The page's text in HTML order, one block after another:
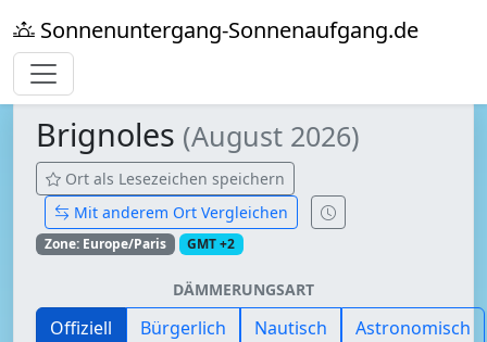
Sonnenuntergang-Sonnenaufgang.de
Brignoles (August 2026)
Ort als Lesezeichen speichern
Mit anderem Ort Vergleichen
Zone: Europe/Paris GMT +2
DÄMMERUNGSART
Offiziell Bürgerlich Nautisch Astronomisch